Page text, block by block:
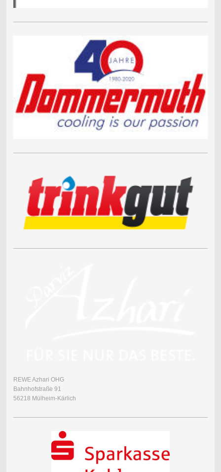
REWE Azhari OHG
Bahnhofstraße 91
56218 Mülheim-Kärlich